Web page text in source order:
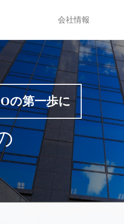
会社情報
の第一歩に